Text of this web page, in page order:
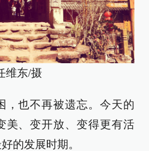
维东/摄
，也不再被遗忘。今天的
美、变开放、变得更有活
的发展时期。